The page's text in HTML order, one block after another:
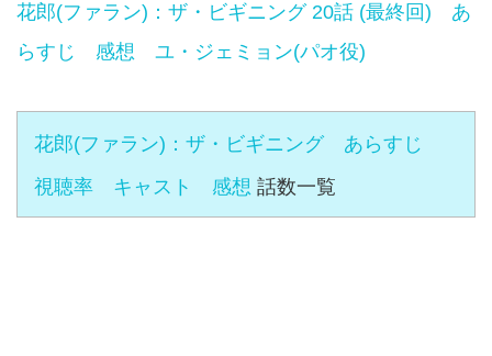
花郎(ファラン)：ザ・ビギニング 20話 (最終回) あ
らすじ 感想 ユ・ジェミョン(パオ役)
花郎(ファラン)：ザ・ビギニング あらすじ
視聴率 キャスト 感想 話数一覧